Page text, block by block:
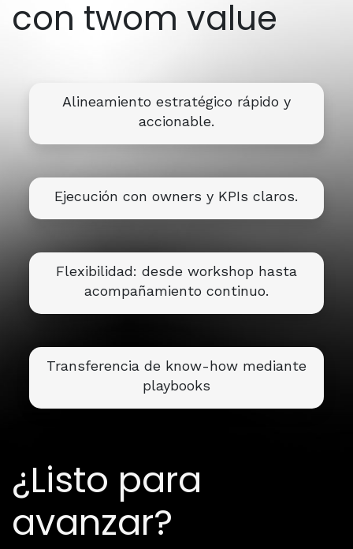
con twom value
Alineamiento estratégico rápido y
accionable.
Ejecución con owners y KPIs claros.
Flexibilidad: desde workshop hasta
acompañamiento continuo.
Transferencia de know-how mediante
playbooks
¿Listo para
avanzar?